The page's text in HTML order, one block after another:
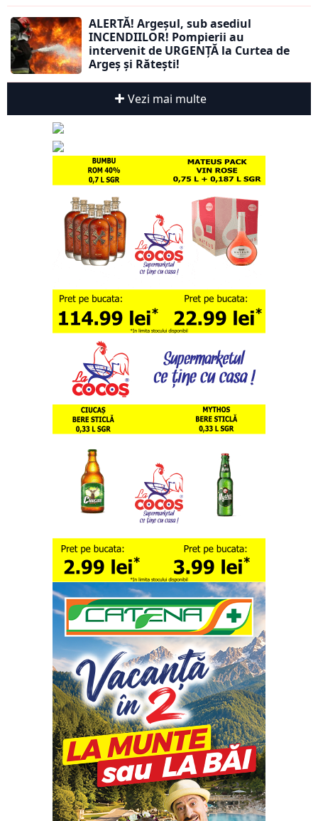
ALERTĂ! Argeșul, sub asediul
INCENDIILOR! Pompierii au
intervenit de URGENȚĂ la Curtea de
Argeș și Rătești!
Vezi mai multe